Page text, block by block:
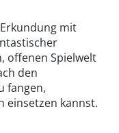
mit
offenen Spielwelt
den
fangen,
einsetzen kannst.